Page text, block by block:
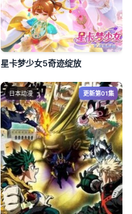
星卡梦少女5奇迹绽放
日本动漫 更新第01集